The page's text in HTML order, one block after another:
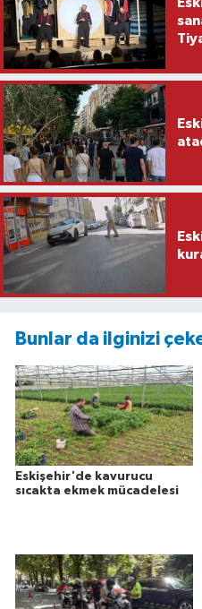
Bunlar da ilginizi
Eskişehir'de kavurucu
sıcakta ekmek mücadelesi